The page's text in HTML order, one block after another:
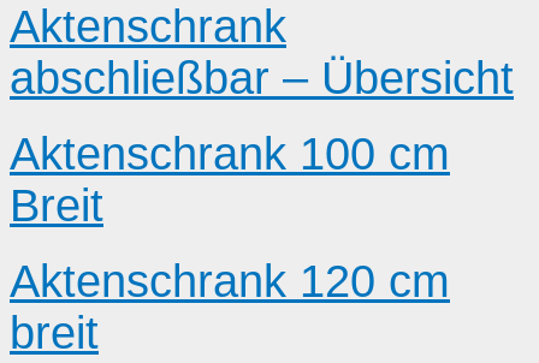
Aktenschrank
abschließbar – Übersicht
Aktenschrank 100 cm
Breit
Aktenschrank 120 cm
breit